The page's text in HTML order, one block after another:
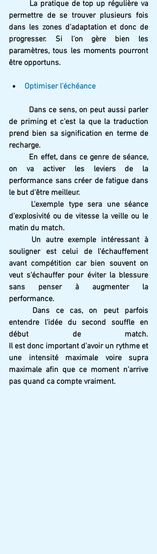
permettre de se trouver plusieurs fois
dans les zones d'adaptation et donc de
progresser. Si l'on gère bien les
paramètres, tous les moments pourront
être opportuns.
Optimiser l'échéance
de priming et c'est la que la traduction
prend bien sa signification en terme de
recharge.
on va activer les leviers de la
performance sans créer de fatigue dans
le but d'être meilleur.
d'explosivité ou de vitesse la veille ou le
matin du match.
souligner est celui de l'échauffement
avant compétition car bien souvent on
veut s'échauffer pour éviter la blessure
sans penser à augmenter la
performance.
entendre l'idée du second souffle en
début de match.
Il est donc important d'avoir un rythme et
une intensité maximale voire supra
maximale afin que ce moment n'arrive
pas quand ca compte vraiment.